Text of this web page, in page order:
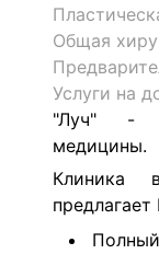
Общая
Услуги на
"Луч" -
медицины.
Клиника